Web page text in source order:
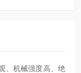
、机械强度高、绝